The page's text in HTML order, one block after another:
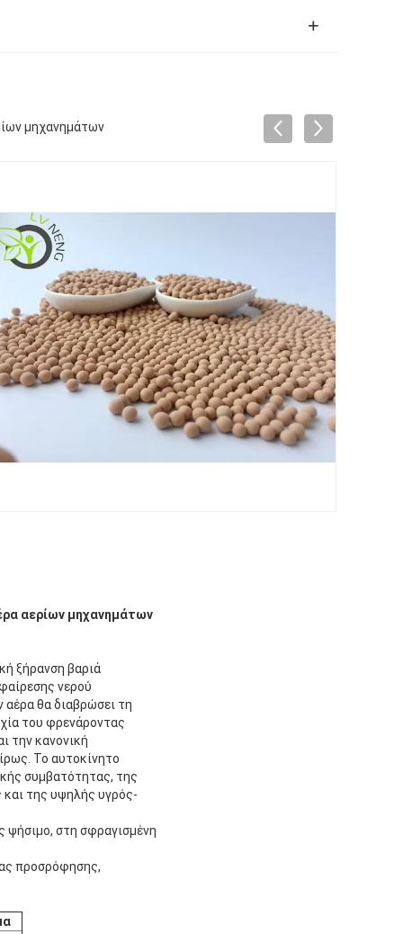
μηχανημάτων
αερίων μηχανημάτων
ξήρανση βαριά
νερού
θα διαβρώσει τη
του φρενάροντας
την κανονική
Το αυτοκίνητο
συμβατότητας, της
της υψηλής υγρός-
ψήσιμο, στη σφραγισμένη
προσρόφησης,